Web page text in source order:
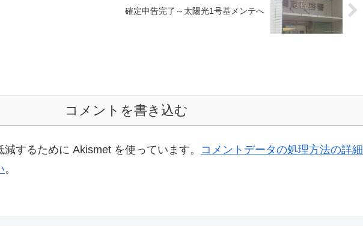
確定申告完了～太陽光1号基メンテへ
コメントを書き込む
するために Akismet を使っています。 コメントデータの処理方法の詳細
。